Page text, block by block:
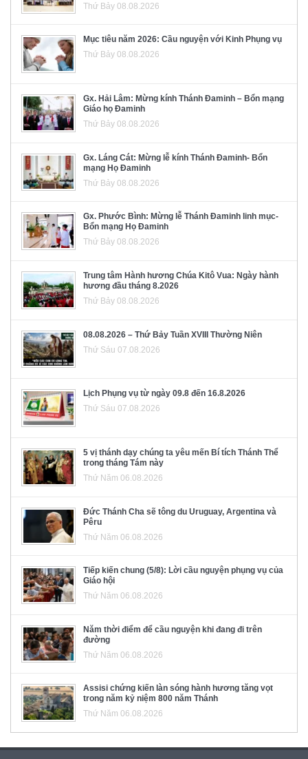
Thứ Bảy 08.08.2026
Mục tiêu năm 2026: Cầu nguyện với Kinh Phụng vụ
Thứ Bảy 08.08.2026
Gx. Hải Lâm: Mừng kính Thánh Đaminh – Bổn mạng
Giáo họ Đaminh
Thứ Bảy 08.08.2026
Gx. Láng Cát: Mừng lễ kính Thánh Đaminh- Bổn
mạng Họ Đaminh
Thứ Bảy 08.08.2026
Gx. Phước Bình: Mừng lễ Thánh Đaminh linh mục-
Bổn mạng Họ Đaminh
Thứ Bảy 08.08.2026
Trung tâm Hành hương Chúa Kitô Vua: Ngày hành
hương đầu tháng 8.2026
Thứ Bảy 08.08.2026
08.08.2026 – Thứ Bảy Tuần XVIII Thường Niên
Thứ Sáu 07.08.2026
Lịch Phụng vụ từ ngày 09.8 đến 16.8.2026
Thứ Sáu 07.08.2026
5 vị thánh dạy chúng ta yêu mến Bí tích Thánh Thể
trong tháng Tám này
Thứ Năm 06.08.2026
Đức Thánh Cha sẽ tông du Uruguay, Argentina và
Pêru
Thứ Năm 06.08.2026
Tiếp kiến chung (5/8): Lời cầu nguyện phụng vụ của
Giáo hội
Thứ Năm 06.08.2026
Năm thời điểm để cầu nguyện khi đang đi trên
đường
Thứ Năm 06.08.2026
Assisi chứng kiến làn sóng hành hương tăng vọt
trong năm kỷ niệm 800 năm Thánh
Thứ Năm 06.08.2026